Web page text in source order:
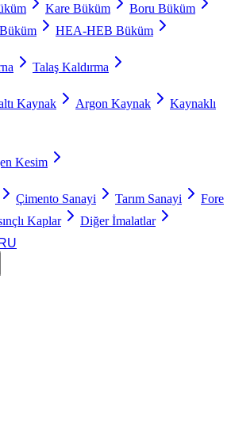
Kare Büküm
Boru Büküm
HEA-HEB Büküm
Talaş Kaldırma
Kaynak Argon Kaynak
Kaynaklı
Kesim
Çimento Sanayi Tarım Sanayi
Fore
Kaplar
Diğer İmalatlar